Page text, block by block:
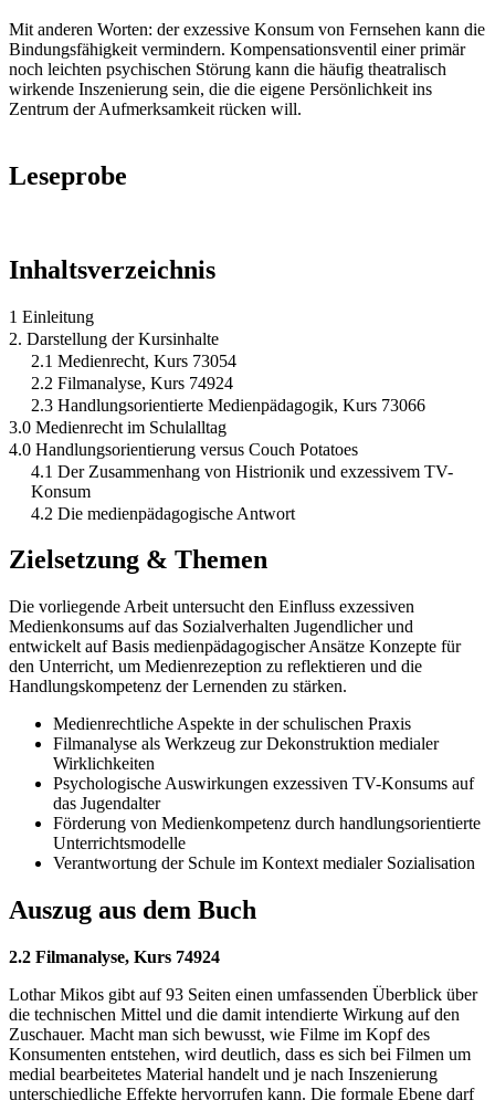
Mit anderen Worten: der exzessive Konsum von Fernsehen kann die
Bindungsfähigkeit vermindern. Kompensationsventil einer primär
noch leichten psychischen Störung kann die häufig theatralisch
wirkende Inszenierung sein, die die eigene Persönlichkeit ins
Zentrum der Aufmerksamkeit rücken will.
Leseprobe
Inhaltsverzeichnis
1 Einleitung
2. Darstellung der Kursinhalte
2.1 Medienrecht, Kurs 73054
2.2 Filmanalyse, Kurs 74924
2.3 Handlungsorientierte Medienpädagogik, Kurs 73066
3.0 Medienrecht im Schulalltag
4.0 Handlungsorientierung versus Couch Potatoes
4.1 Der Zusammenhang von Histrionik und exzessivem TV-
Konsum
4.2 Die medienpädagogische Antwort
Zielsetzung & Themen
Die vorliegende Arbeit untersucht den Einfluss exzessiven
Medienkonsums auf das Sozialverhalten Jugendlicher und
entwickelt auf Basis medienpädagogischer Ansätze Konzepte für
den Unterricht, um Medienrezeption zu reflektieren und die
Handlungskompetenz der Lernenden zu stärken.
Medienrechtliche Aspekte in der schulischen Praxis
Filmanalyse als Werkzeug zur Dekonstruktion medialer
Wirklichkeiten
Psychologische Auswirkungen exzessiven TV-Konsums auf
das Jugendalter
Förderung von Medienkompetenz durch handlungsorientierte
Unterrichtsmodelle
Verantwortung der Schule im Kontext medialer Sozialisation
Auszug aus dem Buch
2.2 Filmanalyse, Kurs 74924
Lothar Mikos gibt auf 93 Seiten einen umfassenden Überblick über
die technischen Mittel und die damit intendierte Wirkung auf den
Zuschauer. Macht man sich bewusst, wie Filme im Kopf des
Konsumenten entstehen, wird deutlich, dass es sich bei Filmen um
medial bearbeitetes Material handelt und je nach Inszenierung
unterschiedliche Effekte hervorrufen kann. Die formale Ebene darf